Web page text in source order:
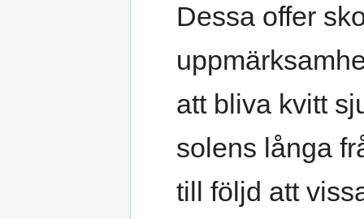
Dessa offer
att bliva kvitt
solens långa
till följd att